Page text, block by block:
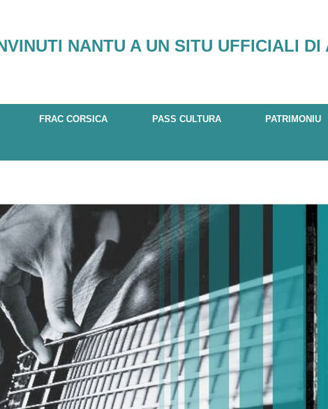
NANTU A UN SITU UFFICIALI
FRAC CORSICA PASS CULTURA PATRIMONIU